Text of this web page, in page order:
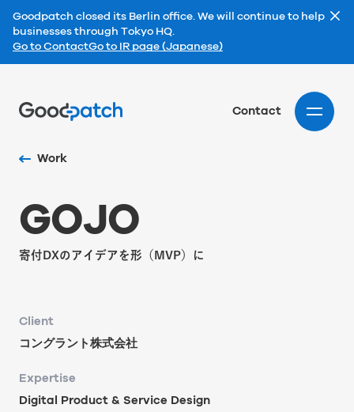
Goodpatch closed its Berlin office. We will continue to help
businesses through Tokyo HQ.
Go to ContactGo to IR page (Japanese)
Contact
Work
GOJO
寄付DXのアイデアを形（MVP）に
Client
コングラント株式会社
Expertise
Digital Product & Service Design